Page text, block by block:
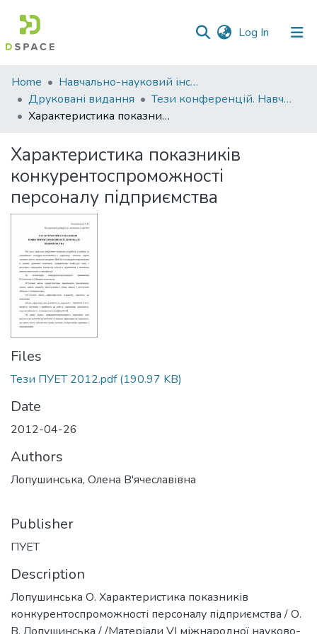
Log In (current)
Communities
&
Collections
Statistics
Home
Навчально-науковий інститут економіки, управління, права та інформаційних технологій
Друковані видання
Тези конференцій. Навчально-науковий інститут економіки, управління, права та інформаційних технологій
Характеристика показників конкурентоспроможності персоналу підприємства
Характеристика показників
конкурентоспроможності
персоналу підприємства
Files
Тези ПУЕТ 2012.pdf(190.97 KB)
Date
2012-04-26
Authors
Лопушинська, Олена В'ячеславівна
Publisher
ПУЕТ
Description
Лопушинська О. Характеристика показників
конкурентоспроможності персоналу підприємства / О.